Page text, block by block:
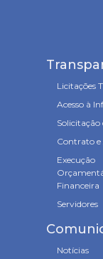
Licitações
Acesso à
Solicitação
Contrato e
Execução
Financeira
Servidores
Notícias